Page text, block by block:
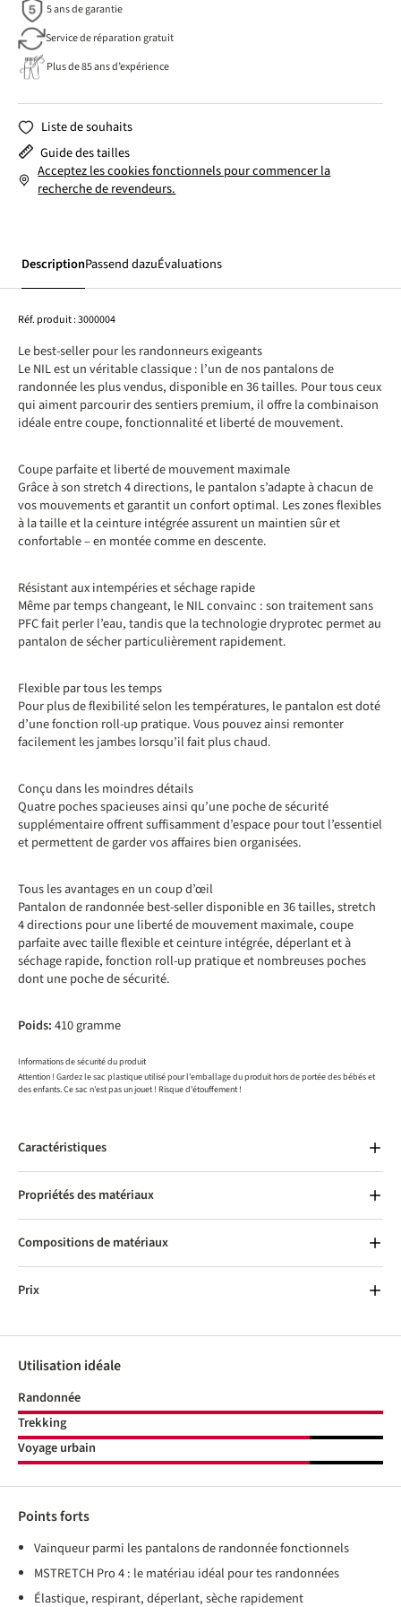
5 ans de garantie
Service de réparation gratuit
Plus de 85 ans d’expérience
Liste de souhaits
Guide des tailles
Acceptez les cookies fonctionnels pour commencer la
recherche de revendeurs.
DescriptionPassend dazuÉvaluations
Réf. produit :3000004
Le best-seller pour les randonneurs exigeants
Le NIL est un véritable classique : l’un de nos pantalons de
randonnée les plus vendus, disponible en 36 tailles. Pour tous ceux
qui aiment parcourir des sentiers premium, il offre la combinaison
idéale entre coupe, fonctionnalité et liberté de mouvement.
Coupe parfaite et liberté de mouvement maximale
Grâce à son stretch 4 directions, le pantalon s’adapte à chacun de
vos mouvements et garantit un confort optimal. Les zones flexibles
à la taille et la ceinture intégrée assurent un maintien sûr et
confortable – en montée comme en descente.
Résistant aux intempéries et séchage rapide
Même par temps changeant, le NIL convainc : son traitement sans
PFC fait perler l’eau, tandis que la technologie dryprotec permet au
pantalon de sécher particulièrement rapidement.
Flexible par tous les temps
Pour plus de flexibilité selon les températures, le pantalon est doté
d’une fonction roll-up pratique. Vous pouvez ainsi remonter
facilement les jambes lorsqu’il fait plus chaud.
Conçu dans les moindres détails
Quatre poches spacieuses ainsi qu’une poche de sécurité
supplémentaire offrent suffisamment d’espace pour tout l’essentiel
et permettent de garder vos affaires bien organisées.
Tous les avantages en un coup d’œil
Pantalon de randonnée best-seller disponible en 36 tailles, stretch
4 directions pour une liberté de mouvement maximale, coupe
parfaite avec taille flexible et ceinture intégrée, déperlant et à
séchage rapide, fonction roll-up pratique et nombreuses poches
dont une poche de sécurité.
Poids:410 gramme
Informations de sécurité du produit
Attention ! Gardez le sac plastique utilisé pour l'emballage du produit hors de portée des bébés et
des enfants. Ce sac n'est pas un jouet ! Risque d'étouffement !
Caractéristiques
Propriétés des matériaux
Compositions de matériaux
Prix
Utilisation idéale
Randonnée
Trekking
Voyage urbain
Points forts
Vainqueur parmi les pantalons de randonnée fonctionnels
MSTRETCH Pro 4 : le matériau idéal pour tes randonnées
Élastique, respirant, déperlant, sèche rapidement